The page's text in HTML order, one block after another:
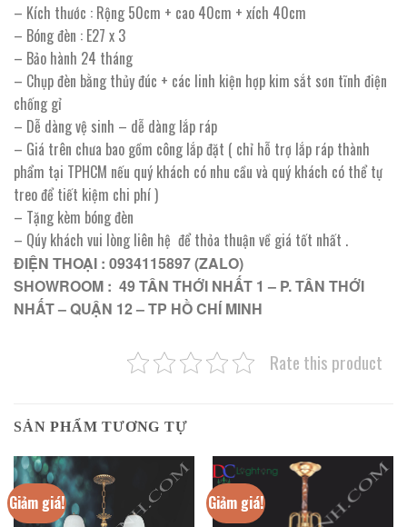
– Kích thước : Rộng 50cm + cao 40cm + xích 40cm
– Bóng đèn : E27 x 3
– Bảo hành 24 tháng
– Chụp đèn bằng thủy đúc + các linh kiện hợp kim sắt sơn tĩnh điện
chống gỉ
– Dễ dàng vệ sinh – dễ dàng lắp ráp
– Giá trên chưa bao gồm công lắp đặt ( chỉ hỗ trợ lắp ráp thành
phẩm tại TPHCM nếu quý khách có nhu cầu và quý khách có thể tự
treo để tiết kiệm chi phí )
– Tặng kèm bóng đèn
– Qúy khách vui lòng liên hệ để thỏa thuận về giá tốt nhất .
ĐIỆN THOẠI : 0934115897 (ZALO)
SHOWROOM : 49 TÂN THỚI NHẤT 1 – P. TÂN THỚI
NHẤT – QUẬN 12 – TP HỒ CHÍ MINH
Rate this product
SẢN PHẨM TƯƠNG TỰ
Giảm giá! Giảm giá!